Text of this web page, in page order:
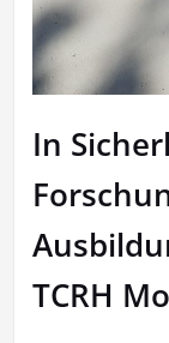
In
TCRH